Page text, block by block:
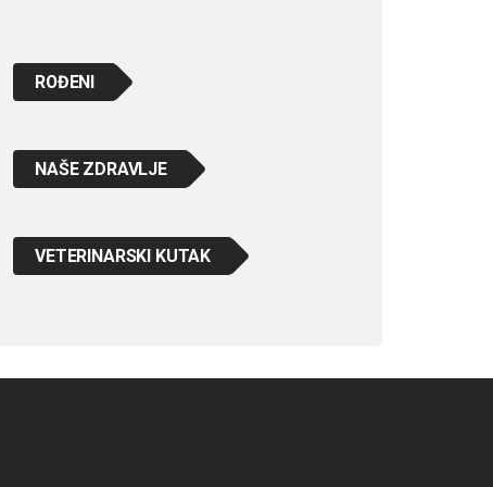
ROĐENI
NAŠE ZDRAVLJE
VETERINARSKI KUTAK